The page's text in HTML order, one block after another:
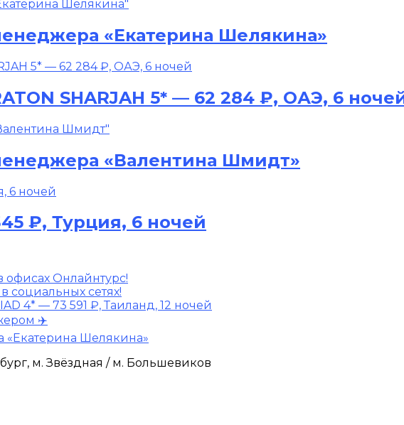
«Екатерина Шелякина»
SHARJAH 5* — 62 284 ₽, ОАЭ, 6
«Валентина Шмидт»
₽, Турция, 6 ночей
офисах Онлайнтурс!
социальных сетях!
4* — 73 591 ₽, Таиланд, 12 ночей
✈️
«Екатерина Шелякина»
м. Звёздная / м. Большевиков